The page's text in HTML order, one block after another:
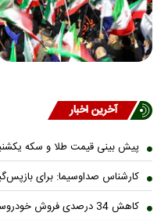
آخرین اخبار
پیش بینی قیمت طلا و سکه یکشنبه ۱۸ مرداد ۱۴۰۵ +
کارشناس صداوسیما: برای
کاهش 34 درصدی فروش خودروسازان داخلی در سال 1405